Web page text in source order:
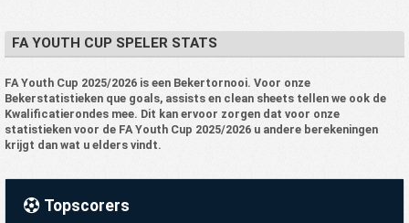
FA YOUTH CUP SPELER STATS
FA Youth Cup 2025/2026 is een Bekertornooi. Voor onze
Bekerstatistieken que goals, assists en clean sheets tellen we ook de
Kwalificatierondes mee. Dit kan ervoor zorgen dat voor onze
statistieken voor de FA Youth Cup 2025/2026 u andere berekeningen
krijgt dan wat u elders vindt.
Topscorers